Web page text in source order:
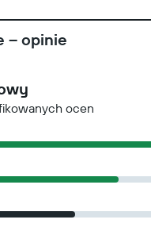
– opinie
ocen